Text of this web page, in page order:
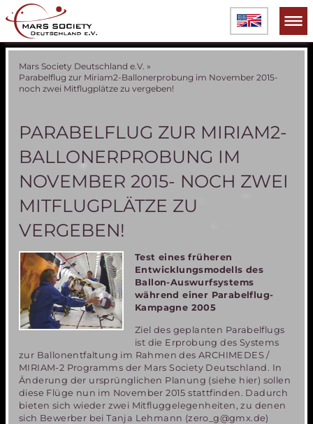
Mars Society Deutschland e.V. »
Parabelflug zur Miriam2-Ballonerprobung im November 2015-
noch zwei Mitflugplätze zu vergeben!
PARABELFLUG ZUR MIRIAM2-
BALLONERPROBUNG IM
NOVEMBER 2015- NOCH ZWEI
MITFLUGPLÄTZE ZU
VERGEBEN!
Test eines früheren
Entwicklungsmodells des
Ballon-Auswurfsystems
während einer Parabelflug-
Kampagne 2005
Ziel des geplanten Parabelflugs
ist die Erprobung des Systems
zur Ballonentfaltung im Rahmen des ARCHIMEDES /
MIRIAM-2 Programms der Mars Society Deutschland. In
Änderung der ursprünglichen Planung (siehe hier) sollen
diese Flüge nun im November 2015 stattfinden. Dadurch
bieten sich wieder zwei Mitfluggelegenheiten, zu denen
sich Bewerber bei Tanja Lehmann (zero_g@gmx.de)